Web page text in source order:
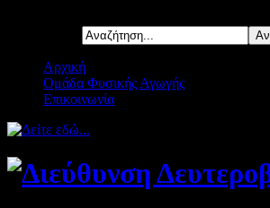
Αρχική
Ομάδα Φυσικής Αγωγής
Επικοινωνία